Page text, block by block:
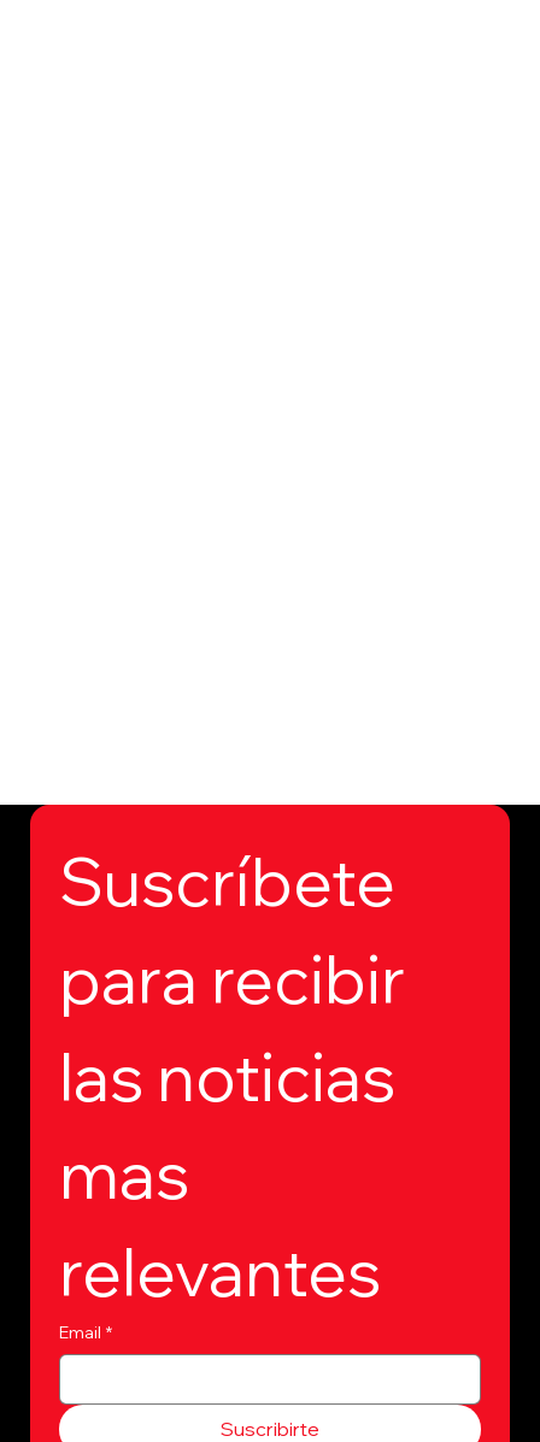
Suscríbete
para recibir
las noticias
mas
relevantes
Email *
Suscribirte